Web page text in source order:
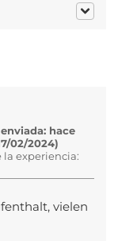
hace
02/2024)
la experiencia:
vielen